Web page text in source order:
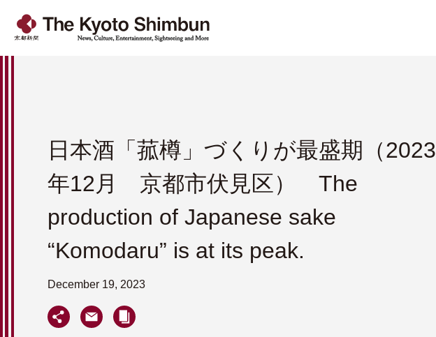
日本酒「菰樽」づくりが最盛期（2023
年12月 京都市伏見区） The
production of Japanese sake
“Komodaru” is at its peak.
December 19, 2023